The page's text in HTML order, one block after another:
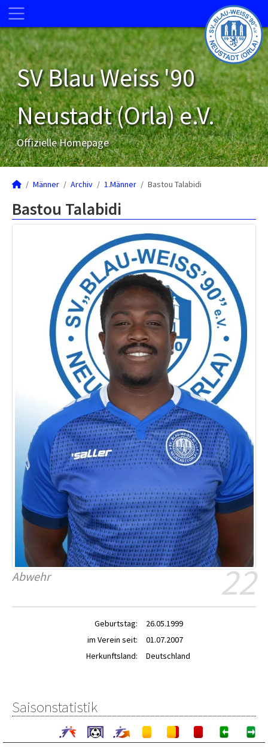
SV Blau Weiss '90
Neustadt (Orla) e.V.
Offizielle Homepage
Männer Archiv 1.Männer Bastou Talabidi
Bastou Talabidi
22
Abwehr
Geburtstag:
26.05.1999
im Verein seit:
01.07.2007
Herkunftsland:
Deutschland
Saisonstatistik